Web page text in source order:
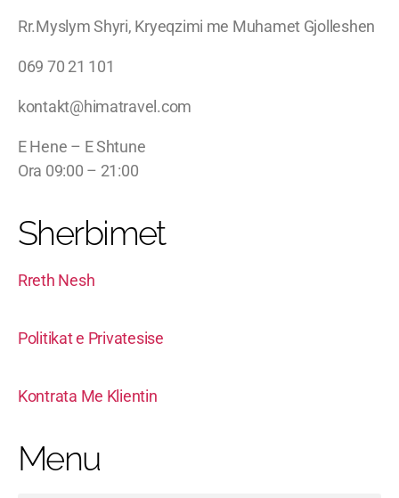
Rr.Myslym Shyri, Kryeqzimi me Muhamet Gjolleshen
069 70 21 101
kontakt@himatravel.com
E Hene – E Shtune
Ora 09:00 – 21:00
Sherbimet
Rreth Nesh
Politikat e Privatesise
Kontrata Me Klientin
Menu